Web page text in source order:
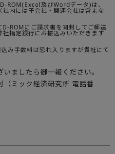
ROM(Excel及びWordデータ)は、
内には子会社・関連会社は含まな
ROMにご請求書を同封してご郵送
指定銀行にお振込みいただきます
み手数料は恐れ入りますが貴社にて
ましたら御一報ください。
ミック経済研究所 電話番